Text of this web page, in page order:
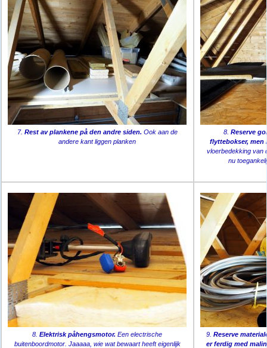
7. Rest av plankene på den andre siden. Ook aan de
andere kant liggen planken
8. Reserve
flyttebokser, men
vloerbedekking van
nu
8.Elektrisk påhengsmotor. Een electrische
buitenboordmotor. Jaaaaa, wie wat bewaart heeft eigenlijk
9. Reserve
er ferdig med